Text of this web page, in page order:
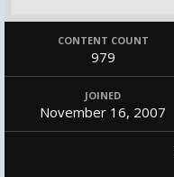
CONTENT COUNT
979
JOINED
November 16, 2007